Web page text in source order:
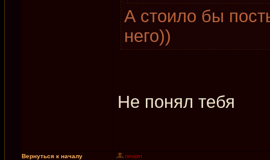
А стоило бы
него))
Не понял тебя
Вернуться к началу